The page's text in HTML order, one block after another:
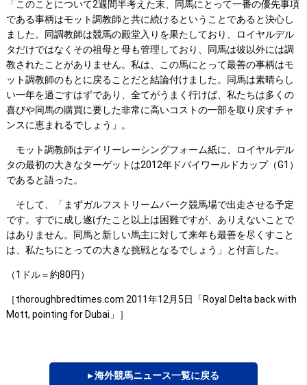
「このことについて2週間半考えた末、同馬にとって一番の優先事項
である事柄はモット調教師と共に続けるということであると決心し
ました。同調教師は競馬の殿堂入りを果たしており、ロイヤルデル
タだけではなくその祖母と母も管理しており、同馬は彼以外には調
教されたことがありません。私は、この馬にとって最善の事柄はモ
ット調教師のもとに戻ることだと結論付けました。同馬は素晴らし
い一年を過ごすはずであり、全てがうまく行けば、私たちは多くの
喜びや同馬の購買に要した非常に高いコストの一部を取り戻すチャ
ンスに恵まれるでしょう」。
モット調教師はデイリーレーシングフォーム紙に、ロイヤルデル
タの最初の大きなターゲットは2012年ドバイワールドカップ（G1）
であると語った。
そして、「まずガルフストリームパーク競馬場で出走させる予定
です。すでに成し遂げたこと以上は困難ですが、ありえないことで
はありません。同馬と新しい馬主に対して来年も最善を尽くすこと
は、私たちにとっての大きな挑戦となるでしょう」と付言した。
（1ドル＝約80円）
［thoroughbredtimes.com 2011年12月5日「Royal Delta back with
Mott, pointing for Dubai」］
▸ 海外競馬ニュース一覧に戻る